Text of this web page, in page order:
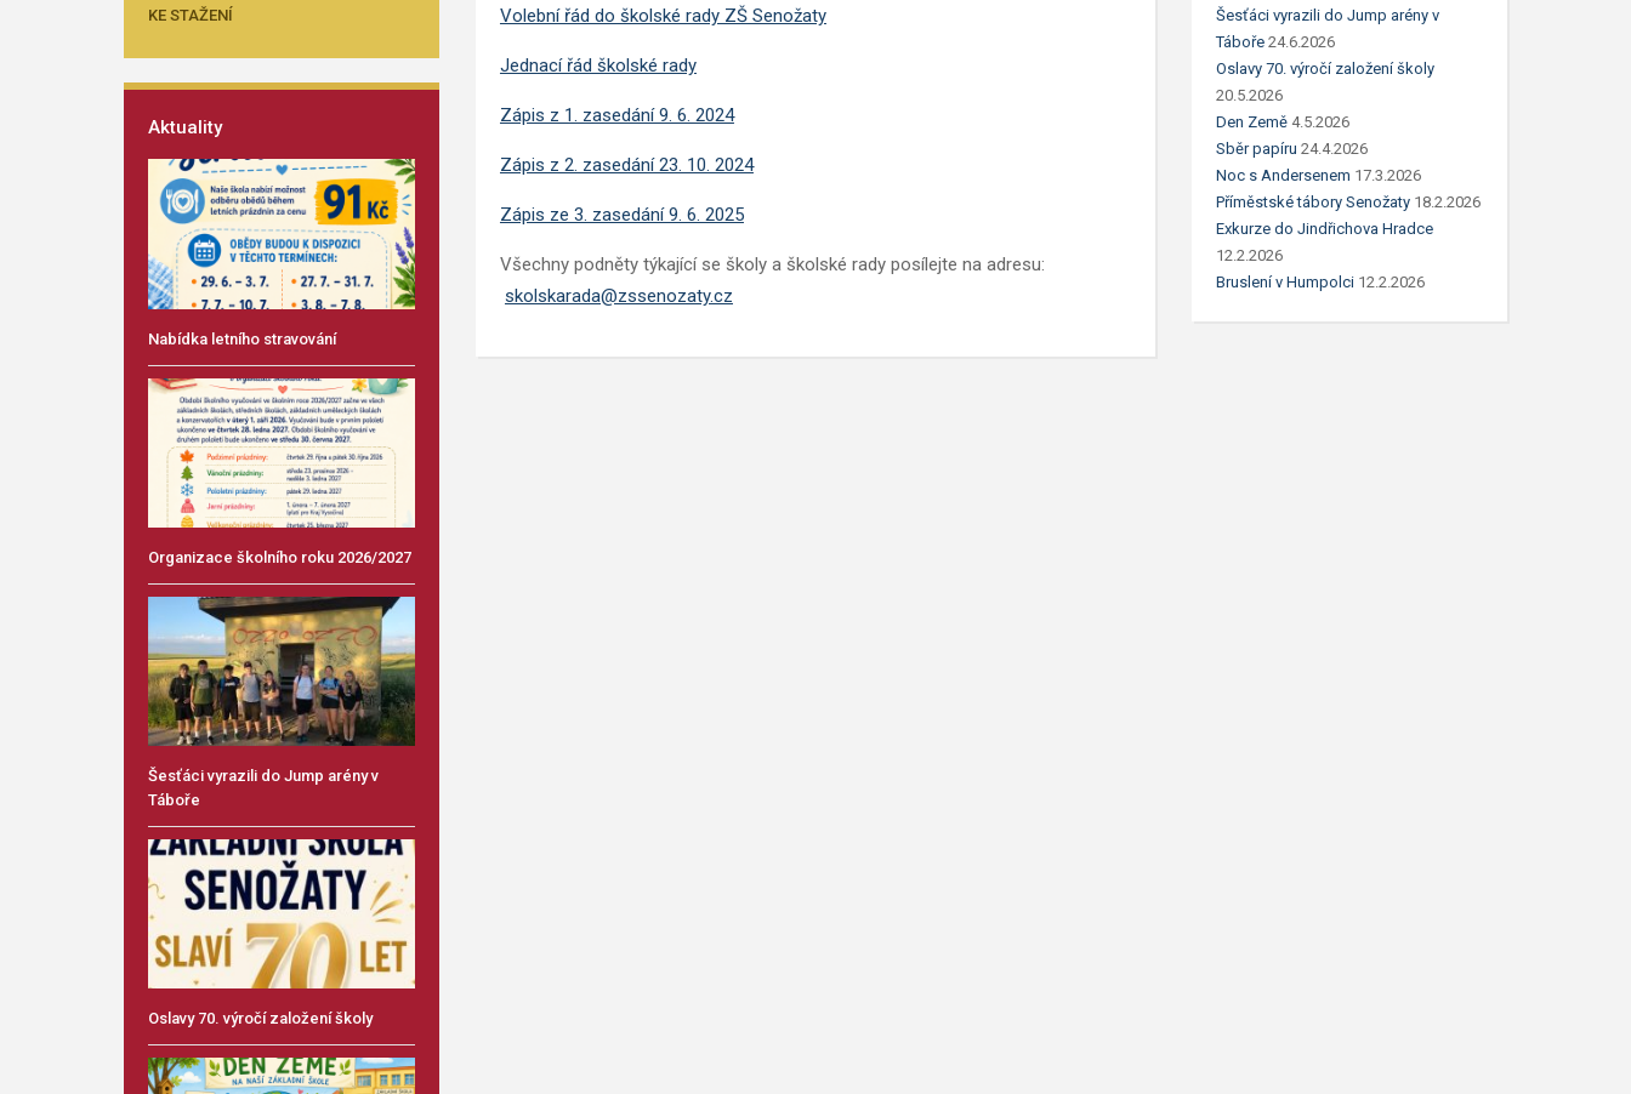
KE STAŽENÍ
Aktuality
Nabídka letního stravování
Organizace školního roku 2026/2027
Šesťáci vyrazili do Jump arény v
Táboře
Oslavy 70. výročí založení školy
Volební řád do školské rady ZŠ Senožaty
Jednací řád školské rady
Zápis z 1. zasedání 9. 6. 2024
Zápis z 2. zasedání 23. 10. 2024
Zápis ze 3. zasedání 9. 6. 2025
Všechny podněty týkající se školy a školské rady posílejte na adresu:
skolskarada@zssenozaty.cz
Šesťáci vyrazili do Jump arény v
Táboře 24.6.2026
Oslavy 70. výročí založení školy
20.5.2026
Den Země 4.5.2026
Sběr papíru 24.4.2026
Noc s Andersenem 17.3.2026
Příměstské tábory Senožaty 18.2.2026
Exkurze do Jindřichova Hradce
12.2.2026
Bruslení v Humpolci 12.2.2026